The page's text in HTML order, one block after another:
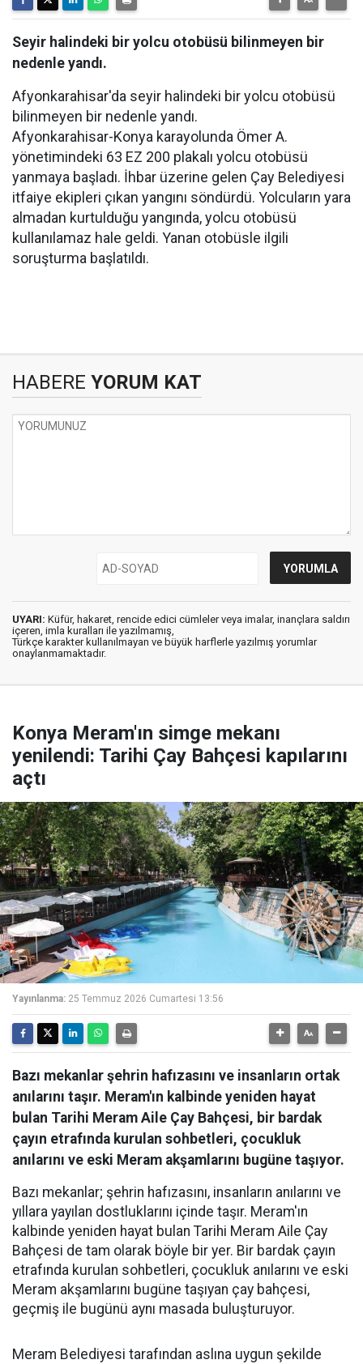
Seyir halindeki bir yolcu otobüsü bilinmeyen bir
nedenle yandı.
Afyonkarahisar'da seyir halindeki bir yolcu otobüsü
bilinmeyen bir nedenle yandı.
Afyonkarahisar-Konya karayolunda Ömer A.
yönetimindeki 63 EZ 200 plakalı yolcu otobüsü
yanmaya başladı. İhbar üzerine gelen Çay Belediyesi
itfaiye ekipleri çıkan yangını söndürdü. Yolcuların yara
almadan kurtulduğu yangında, yolcu otobüsü
kullanılamaz hale geldi. Yanan otobüsle ilgili
soruşturma başlatıldı.
HABERE YORUM KAT
UYARI: Küfür, hakaret, rencide edici cümleler veya imalar, inançlara saldırı
içeren, imla kuralları ile yazılmamış,
Türkçe karakter kullanılmayan ve büyük harflerle yazılmış yorumlar
onaylanmamaktadır.
Konya Meram'ın simge mekanı
yenilendi: Tarihi Çay Bahçesi kapılarını
açtı
Yayınlanma: 25 Temmuz 2026 Cumartesi 13:56
Bazı mekanlar şehrin hafızasını ve insanların ortak
anılarını taşır. Meram'ın kalbinde yeniden hayat
bulan Tarihi Meram Aile Çay Bahçesi, bir bardak
çayın etrafında kurulan sohbetleri, çocukluk
anılarını ve eski Meram akşamlarını bugüne taşıyor.
Bazı mekanlar; şehrin hafızasını, insanların anılarını ve
yıllara yayılan dostluklarını içinde taşır. Meram'ın
kalbinde yeniden hayat bulan Tarihi Meram Aile Çay
Bahçesi de tam olarak böyle bir yer. Bir bardak çayın
etrafında kurulan sohbetleri, çocukluk anılarını ve eski
Meram akşamlarını bugüne taşıyan çay bahçesi,
geçmiş ile bugünü aynı masada buluşturuyor.
Meram Belediyesi tarafından aslına uygun şekilde